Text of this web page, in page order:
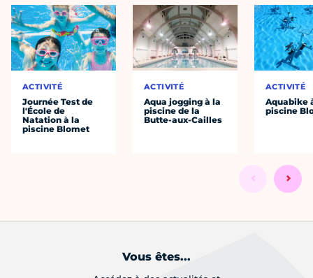
ACTIVITÉ
Journée Test de
l'École de
Natation à la
piscine Blomet
ACTIVITÉ
Aqua jogging à la
piscine de la
Butte-aux-Cailles
ACTIVITÉ
Aquabike
piscine
Vous êtes...